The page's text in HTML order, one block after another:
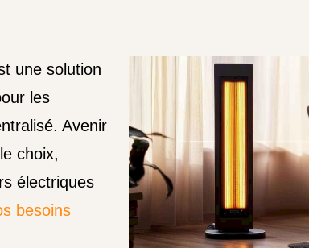
une solution
les
Avenir
choix,
électriques
besoins